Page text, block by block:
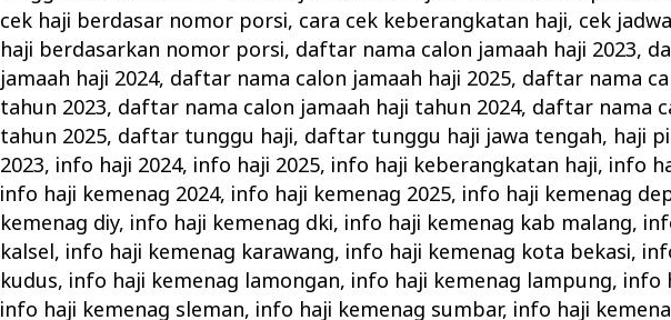
cek haji berdasar nomor porsi, cara cek keberangkatan haji, cek
haji berdasarkan nomor porsi, daftar nama calon jamaah haji 2023,
jamaah haji 2024, daftar nama calon jamaah haji 2025, daftar nama
tahun 2023, daftar nama calon jamaah haji tahun 2024, daftar nama
tahun 2025, daftar tunggu haji, daftar tunggu haji jawa tengah, haji
2023, info haji 2024, info haji 2025, info haji keberangkatan haji, info
info haji kemenag 2024, info haji kemenag 2025, info haji kemenag
kemenag diy, info haji kemenag dki, info haji kemenag kab malang,
kalsel, info haji kemenag karawang, info haji kemenag kota bekasi,
kudus, info haji kemenag lamongan, info haji kemenag lampung, info
info haji kemenag sleman, info haji kemenag sumbar, info haji
–
Informasi
Keberangkatan
Haji
Terkini
Kemenag